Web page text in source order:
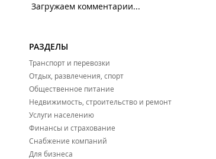
Загружаем комментарии...
РАЗДЕЛЫ
Транспорт и перевозки
Отдых, развлечения, спорт
Общественное питание
Недвижимость, строительство и ремонт
Услуги населению
Финансы и страхование
Снабжение компаний
Для бизнеса